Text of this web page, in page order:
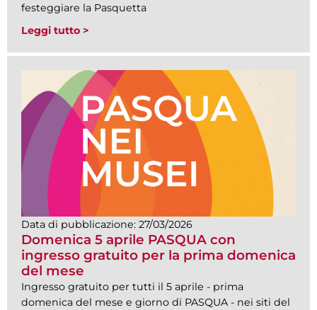
festeggiare la Pasquetta
Leggi tutto >
Data di pubblicazione: 27/03/2026
Domenica 5 aprile PASQUA con
ingresso gratuito per la prima domenica
del mese
Ingresso gratuito per tutti il 5 aprile - prima
domenica del mese e giorno di PASQUA - nei siti del